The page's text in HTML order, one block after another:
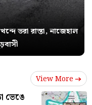
ভরা রাস্তা, নাজেহাল
View More
ভেঙে